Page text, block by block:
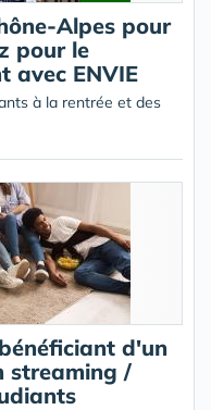
Alpes pour
pour le
avec ENVIE
à la rentrée et des
d'un
streaming /